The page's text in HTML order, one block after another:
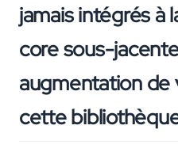
jamais intégrés à
core sous-
augmentation de
cette